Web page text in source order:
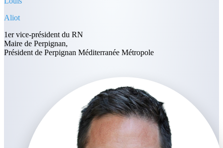
Aliot
1er vice-président du RN
Maire de Perpignan,
Président de Perpignan Méditerranée Métropole